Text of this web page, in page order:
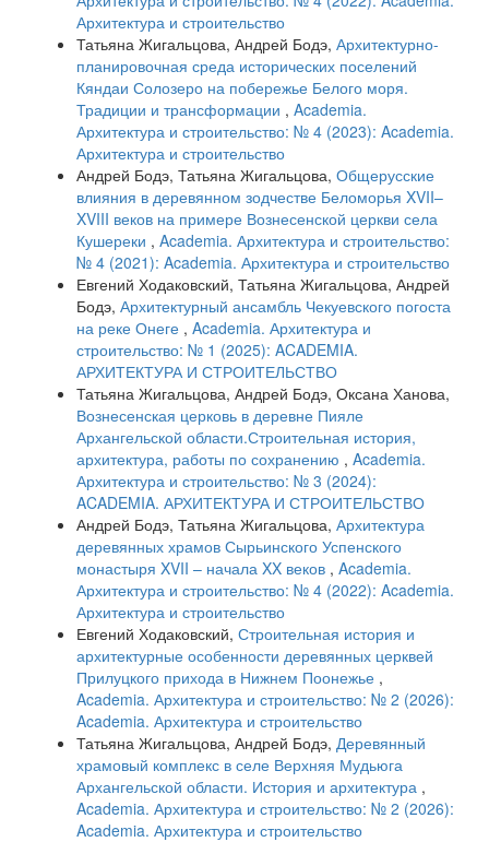
Архитектура и строительство
Татьяна Жигальцова, Андрей Бодэ, Архитектурно-
планировочная среда исторических поселений
Кяндаи Солозеро на побережье Белого моря.
Традиции и трансформации , Academia.
Архитектура и строительство: № 4 (2023): Academia.
Архитектура и строительство
Андрей Бодэ, Татьяна Жигальцова, Общерусские
влияния в деревянном зодчестве Беломорья XVII–
XVIII веков на примере Вознесенской церкви села
Кушереки , Academia. Архитектура и строительство:
№ 4 (2021): Academia. Архитектура и строительство
Евгений Ходаковский, Татьяна Жигальцова, Андрей
Бодэ, Архитектурный ансамбль Чекуевского погоста
на реке Онеге , Academia. Архитектура и
строительство: № 1 (2025): ACADEMIA.
АРХИТЕКТУРА И СТРОИТЕЛЬСТВО
Татьяна Жигальцова, Андрей Бодэ, Оксана Ханова,
Вознесенская церковь в деревне Пияле
Архангельской области.Строительная история,
архитектура, работы по сохранению , Academia.
Архитектура и строительство: № 3 (2024):
ACADEMIA. АРХИТЕКТУРА И СТРОИТЕЛЬСТВО
Андрей Бодэ, Татьяна Жигальцова, Архитектура
деревянных храмов Сырьинского Успенского
монастыря XVII – начала XX веков , Academia.
Архитектура и строительство: № 4 (2022): Academia.
Архитектура и строительство
Евгений Ходаковский, Строительная история и
архитектурные особенности деревянных церквей
Прилуцкого прихода в Нижнем Поонежье ,
Academia. Архитектура и строительство: № 2 (2026):
Academia. Архитектура и строительство
Татьяна Жигальцова, Андрей Бодэ, Деревянный
храмовый комплекс в селе Верхняя Мудьюга
Архангельской области. История и архитектура ,
Academia. Архитектура и строительство: № 2 (2026):
Academia. Архитектура и строительство